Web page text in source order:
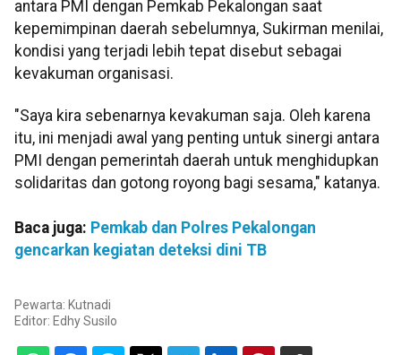
antara PMI dengan Pemkab Pekalongan saat
kepemimpinan daerah sebelumnya, Sukirman menilai,
kondisi yang terjadi lebih tepat disebut sebagai
kevakuman organisasi.
"Saya kira sebenarnya kevakuman saja. Oleh karena
itu, ini menjadi awal yang penting untuk sinergi antara
PMI dengan pemerintah daerah untuk menghidupkan
solidaritas dan gotong royong bagi sesama," katanya.
Baca juga: Pemkab dan Polres Pekalongan
gencarkan kegiatan deteksi dini TB
Pewarta: Kutnadi
Editor: Edhy Susilo